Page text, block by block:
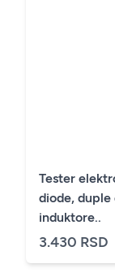
Tester
diode, duple
induktore..
3.430 RSD